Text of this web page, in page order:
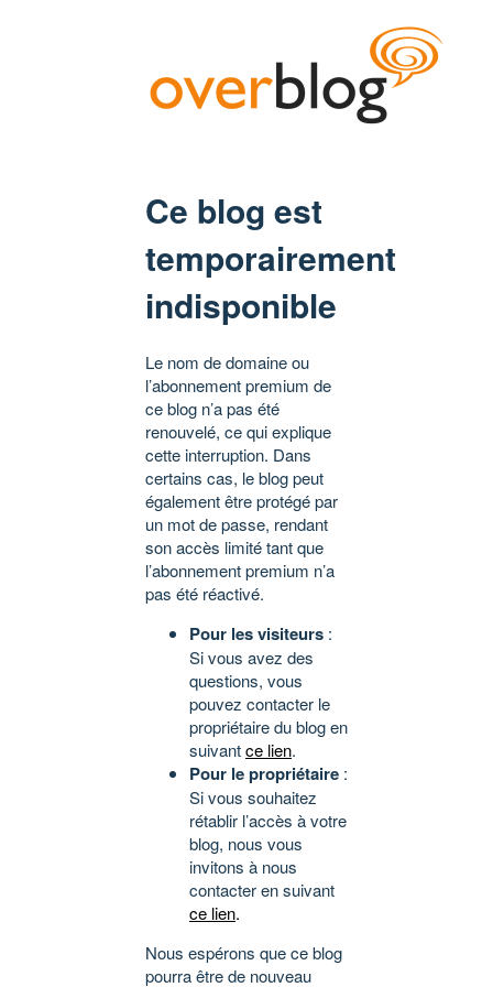
Ce blog est
temporairement
indisponible
Le nom de domaine ou
l’abonnement premium de
ce blog n’a pas été
renouvelé, ce qui explique
cette interruption. Dans
certains cas, le blog peut
également être protégé par
un mot de passe, rendant
son accès limité tant que
l’abonnement premium n’a
pas été réactivé.
Pour les visiteurs :
Si vous avez des
questions, vous
pouvez contacter le
propriétaire du blog en
suivantce lien.
Pour le propriétaire :
Si vous souhaitez
rétablir l’accès à votre
blog, nous vous
invitons à nous
contacter en suivant
ce lien.
Nous espérons que ce blog
pourra être de nouveau